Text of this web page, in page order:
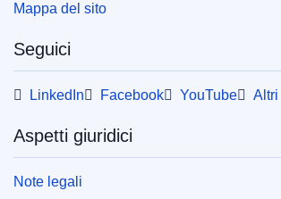
Mappa del sito
Seguici
LinkedIn Facebook YouTube Altri
Aspetti giuridici
Note legali